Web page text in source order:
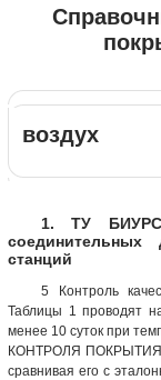
воздух
1. ТУ БИУРС
станций
5 Контроль
Таблицы 1 проводят
менее 10 суток при
КОНТРОЛЯ ПОКРЫТИЯ
сравнивая его с